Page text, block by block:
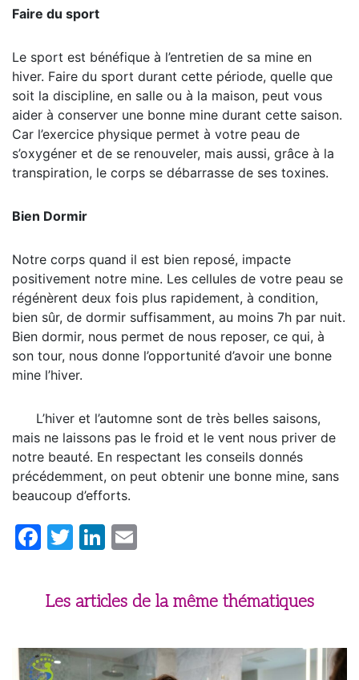
Faire du sport
Le sport est bénéfique à l’entretien de sa mine en
hiver. Faire du sport durant cette période, quelle que
soit la discipline, en salle ou à la maison, peut vous
aider à conserver une bonne mine durant cette saison.
Car l’exercice physique permet à votre peau de
s’oxygéner et de se renouveler, mais aussi, grâce à la
transpiration, le corps se débarrasse de ses toxines.
Bien Dormir
Notre corps quand il est bien reposé, impacte
positivement notre mine. Les cellules de votre peau se
régénèrent deux fois plus rapidement, à condition,
bien sûr, de dormir suffisamment, au moins 7h par nuit.
Bien dormir, nous permet de nous reposer, ce qui, à
son tour, nous donne l’opportunité d’avoir une bonne
mine l’hiver.
L’hiver et l’automne sont de très belles saisons,
mais ne laissons pas le froid et le vent nous priver de
notre beauté. En respectant les conseils donnés
précédemment, on peut obtenir une bonne mine, sans
beaucoup d’efforts.
Facebook
TwitterLinkedIn
Les articles de la même thématiques